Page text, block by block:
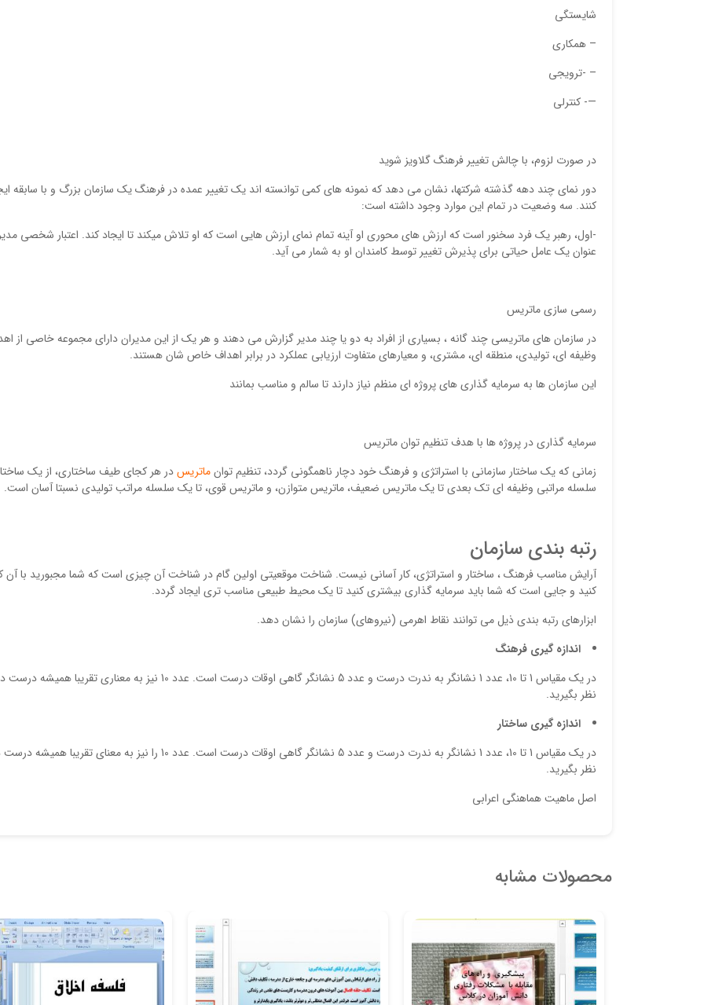
شایستگی
– همکاری
– -ترویجی
—- کنترلی
در صورت لزوم، با چالش تغییر فرهنگ گلاویز شوید
دور نمای چند دهه گذشته شرکتها، نشان می دهد که نمونه های کمی توانسته اند یک تغییر عمده در فرهنگ یک سازمان بزرگ و با سابقه
کنند. سه وضعیت در تمام این موارد وجود داشته است:
-اول، رهبر یک فرد سخنور است که ارزش های محوری او آینه تمام نمای ارزش هایی است که او تلاش میکند تا ایجاد کند. اعتبار شخصی
عنوان یک عامل حیاتی برای پذیرش تغییر توسط کامندان او به شمار می آید.
رسمی سازی ماتریس
در سازمان های ماتریسی چند گانه ، بسیاری از افراد به دو یا چند مدیر گزارش می دهند و هر یک از این مدیران دارای مجموعه خاصی از
وظیفه ای، تولیدی، منطقه ای، مشتری، و معیارهای متفاوت ارزیابی عملکرد در برابر اهداف خاص شان هستند.
این سازمان ها به سرمایه گذاری های پروژه ای منظم نیاز دارند تا سالم و مناسب بمانند
سرمایه گذاری در پروژه ها با هدف تنظیم توان ماتریس
زمانی که یک ساختار سازمانی با استراتژی و فرهنگ خود دچار ناهمگونی گردد، تنظیم توانماتریسدر هر کجای طیف ساختاری، از یک
سلسله مراتبی وظیفه ای تک بعدی تا یک ماتریس ضعیف، ماتریس متوازن، و ماتریس قوی، تا یک سلسله مراتب تولیدی نسبتا آسان است.
رتبه بندی سازمان
آرایش مناسب فرهنگ ، ساختار و استراتژی، کار آسانی نیست. شناخت موقعیتی اولین گام در شناخت آن چیزی است که شما مجبورید با آن
کنید و جایی است که شما باید سرمایه گذاری بیشتری کنید تا یک محیط طبیعی مناسب تری ایجاد گردد.
ابزارهای رتبه بندی ذیل می توانند نقاط اهرمی (نیروهای) سازمان را نشان دهد.
اندازه گیری فرهنگ
در یک مقیاس 1 تا 10، عدد 1 نشانگر به ندرت درست و عدد 5 نشانگر گاهی اوقات درست است. عدد 10 نیز به معناری تقریبا همیشه
نظر بگیرید.
اندازه گیری ساختار
در یک مقیاس 1 تا 10، عدد 1 نشانگر به ندرت درست و عدد 5 نشانگر گاهی اوقات درست است. عدد 10 را نیز به معنای تقریبا
نظر بگیرید.
اصل ماهیت هماهنگی اعرابی
محصولات مشابه